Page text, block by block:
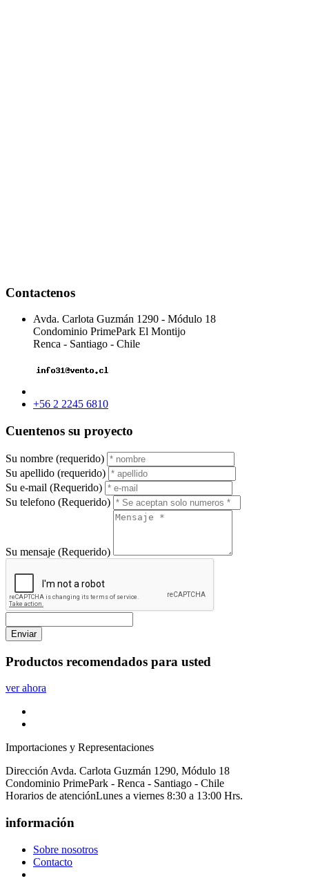
Contactenos
Avda. Carlota Guzmán 1290 - Módulo 18
Condominio PrimePark El Montijo
Renca - Santiago - Chile
+56 2 2245 6810
Cuentenos su proyecto
Su nombre (requerido)
Su apellido (requerido)
Su e-mail (Requerido)
Su telefono (Requerido)
Su mensaje (Requerido)
Enviar
Productos recomendados para usted
ver ahora
Importaciones y Representaciones
Dirección Avda. Carlota Guzmán 1290, Módulo 18
Condominio PrimePark - Renca - Santiago - Chile
Horarios de atenciónLunes a viernes 8:30 a 13:00 Hrs.
información
Sobre nosotros
Contacto